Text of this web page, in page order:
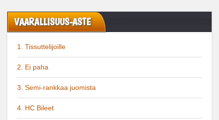
VAARALLISUUS-ASTE
1. Tissuttelijoille
2. Ei paha
3. Semi-rankkaa juomista
4. HC Bileet